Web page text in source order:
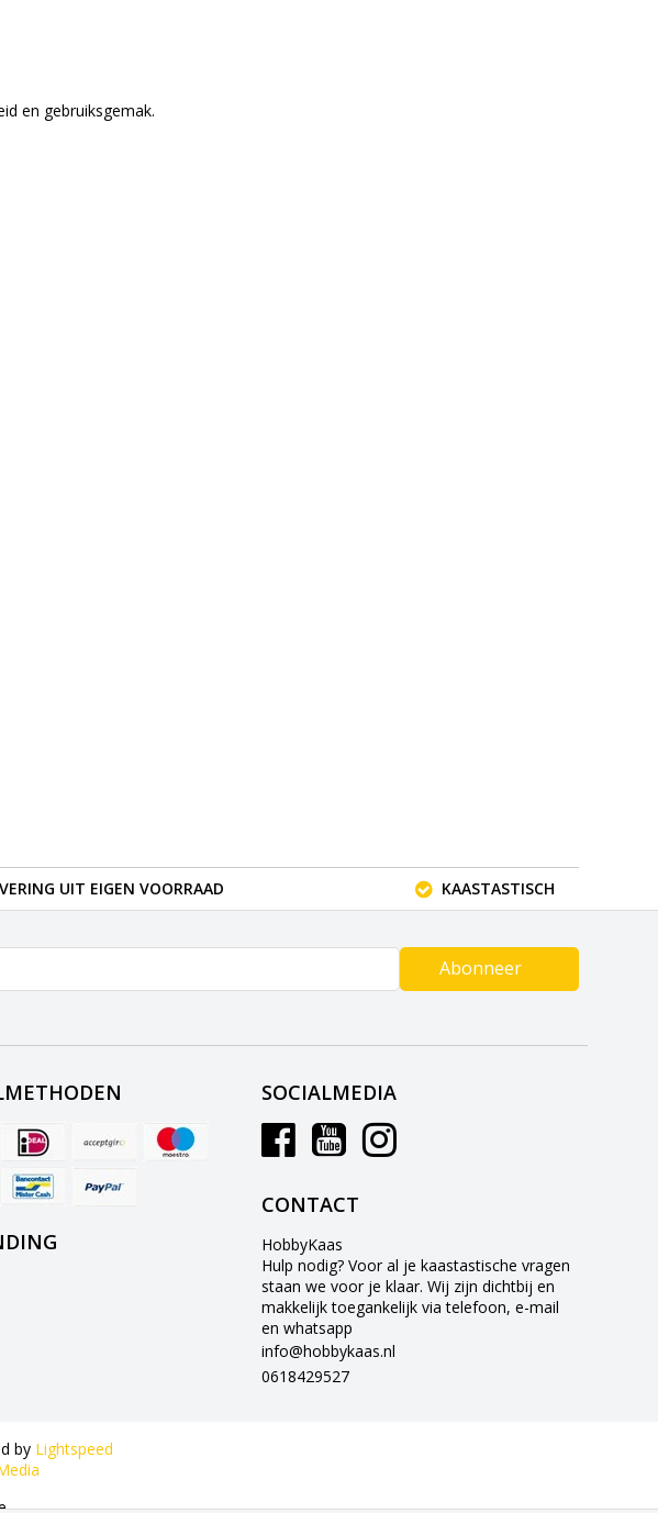
en gebruiksgemak.
UIT EIGEN VOORRAAD KAASTASTISCH
Abonneer
SOCIALMEDIA
CONTACT
HobbyKaas
Hulp nodig? Voor al je kaastastische vragen
staan we voor je klaar. Wij zijn dichtbij en
makkelijk toegankelijk via telefoon, e-mail
en whatsapp
info@hobbykaas.nl
0618429527
by Lightspeed